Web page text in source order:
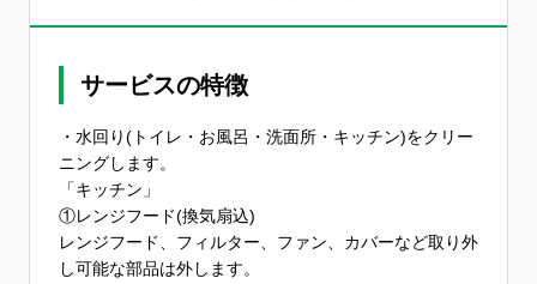
サービスの特徴
・水回り(トイレ・お風呂・洗面所・キッチン)をクリー
ニングします。
「キッチン」
①レンジフード(換気扇込)
レンジフード、フィルター、ファン、カバーなど取り外
し可能な部品は外します。